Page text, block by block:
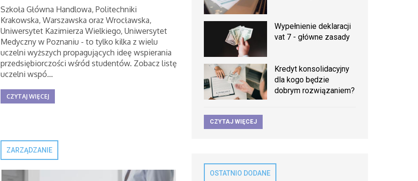
Szkoła Główna Handlowa, Politechniki
Krakowska, Warszawska oraz Wrocławska,
Uniwersytet Kazimierza Wielkiego, Uniwersytet
Medyczny w Poznaniu - to tylko kilka z wielu
uczelni wyższych propagujących ideę wspierania
przedsiębiorczości wśród studentów. Zobacz listę
uczelni wspó...
CZYTAJ WIĘCEJ
ZARZĄDZANIE
Wypełnienie deklaracji
vat 7 - główne zasady
Kredyt konsolidacyjny
dla kogo będzie
dobrym rozwiązaniem?
CZYTAJ WIĘCEJ
OSTATNIO DODANE